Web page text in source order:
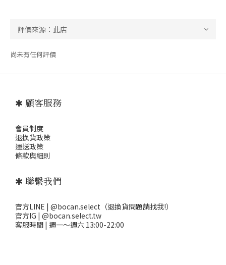
尚未有任何評價
✱ 顧客服務
會員制度
退換貨政策
運送政策
條款與細則
✱ 聯繫我們
官方LINE | @bocan.select（退換貨問題請找我!）
官方IG | @bocan.select.tw
客服時間 | 週一～週六 13:00-22:00